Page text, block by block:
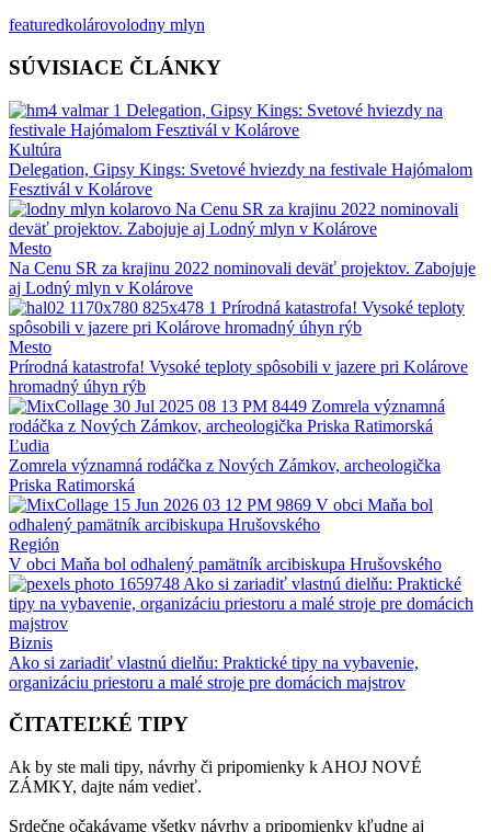
featuredkolárovolodny mlyn
SÚVISIACE ČLÁNKY
Kultúra
Delegation, Gipsy Kings: Svetové hviezdy na festivale Hajómalom
Fesztivál v Kolárove
Mesto
Na Cenu SR za krajinu 2022 nominovali deväť projektov. Zabojuje
aj Lodný mlyn v Kolárove
Mesto
Prírodná katastrofa! Vysoké teploty spôsobili v jazere pri Kolárove
hromadný úhyn rýb
Ľudia
Zomrela významná rodáčka z Nových Zámkov, archeologička
Priska Ratimorská
Región
V obci Maňa bol odhalený pamätník arcibiskupa Hrušovského
Biznis
Ako si zariadiť vlastnú dielňu: Praktické tipy na vybavenie,
organizáciu priestoru a malé stroje pre domácich majstrov
ČITATEĽKÉ TIPY
Ak by ste mali tipy, návrhy či pripomienky k AHOJ NOVÉ
ZÁMKY, dajte nám vedieť.
Srdečne očakávame všetky návrhy a pripomienky kľudne aj